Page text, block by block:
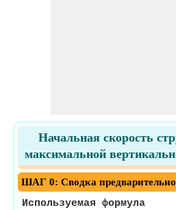
Начальная скорость
максимальной
ШАГ 0: Сводка
Используемая формула